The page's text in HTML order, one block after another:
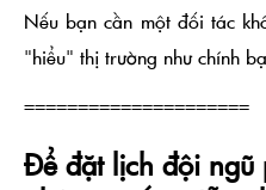
Nếu bạn cần một đối tác
"hiểu" thị trường như chính
=====================
Để đặt lịch đội ngũ